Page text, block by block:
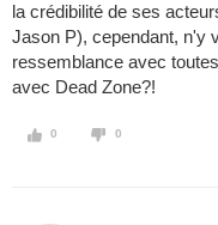
la crédibilité de ses
Jason P), cependant, n'y
ressemblance avec
avec Dead Zone?!
0 0